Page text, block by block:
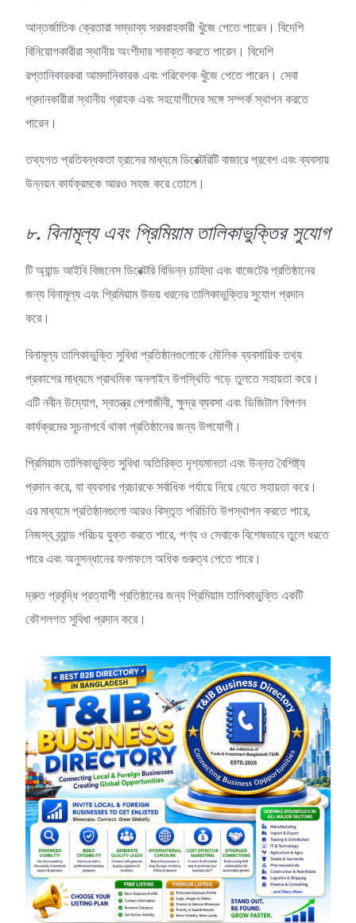
আন্তর্জাতিক ক্রেতারা সম্ভাব্য সরবরাহকারী খুঁজে পেতে পারেন। বিদেশি
বিনিয়োগকারীরা স্থানীয় অংশীদার শনাক্ত করতে পারেন। বিদেশি
রপ্তানিকারকরা আমদানিকারক এবং পরিবেশক খুঁজে পেতে পারেন। সেবা
প্রদানকারীরা স্থানীয় গ্রাহক এবং সহযোগীদের সঙ্গে সম্পর্ক স্থাপন করতে
পারেন।
তথ্যগত প্রতিবন্ধকতা হ্রাসের মাধ্যমে ডিরেক্টরিটি বাজারে প্রবেশ এবং ব্যবসায়
উন্নয়ন কার্যক্রমকে আরও সহজ করে তোলে।
৮. বিনামূল্য এবং প্রিমিয়াম তালিকাভুক্তির সুযোগ
টি অ্যান্ড আইবি বিজনেস ডিরেক্টরি বিভিন্ন চাহিদা এবং বাজেটের প্রতিষ্ঠানের
জন্য বিনামূল্য এবং প্রিমিয়াম উভয় ধরনের তালিকাভুক্তির সুযোগ প্রদান
করে।
বিনামূল্য তালিকাভুক্তি সুবিধা প্রতিষ্ঠানগুলোকে মৌলিক ব্যবসায়িক তথ্য
প্রকাশের মাধ্যমে প্রাথমিক অনলাইন উপস্থিতি গড়ে তুলতে সহায়তা করে।
এটি নবীন উদ্যোগ, স্বতন্ত্র পেশাজীবী, ক্ষুদ্র ব্যবসা এবং ডিজিটাল বিপণন
কার্যক্রমের সূচনাপর্বে থাকা প্রতিষ্ঠানের জন্য উপযোগী।
প্রিমিয়াম তালিকাভুক্তি সুবিধা অতিরিক্ত দৃশ্যমানতা এবং উন্নত বৈশিষ্ট্য
প্রদান করে, যা ব্যবসার প্রচারকে সর্বাধিক পর্যায়ে নিয়ে যেতে সহায়তা করে।
এর মাধ্যমে প্রতিষ্ঠানগুলো আরও বিস্তৃত পরিচিতি উপস্থাপন করতে পারে,
নিজস্ব ব্র্যান্ড পরিচয় যুক্ত করতে পারে, পণ্য ও সেবাকে বিশেষভাবে তুলে ধরতে
পারে এবং অনুসন্ধানের ফলাফলে অধিক গুরুত্ব পেতে পারে।
দ্রুত প্রবৃদ্ধি প্রত্যাশী প্রতিষ্ঠানের জন্য প্রিমিয়াম তালিকাভুক্তি একটি
কৌশলগত সুবিধা প্রদান করে।